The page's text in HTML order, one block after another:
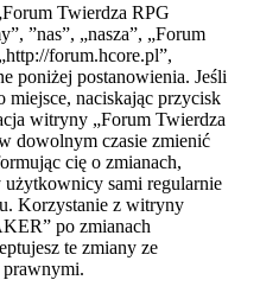
Twierdza RPG
”nas”, „nasza”, „Forum
forum.hcore.pl”,
poniżej postanowienia. Jeśli
miejsce, naciskając przycisk
witryny „Forum Twierdza
dowolnym czasie zmienić
cię o zmianach,
użytkownicy sami regularnie
Korzystanie z witryny
po zmianach
te zmiany ze